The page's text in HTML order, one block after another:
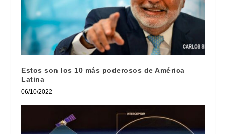
Estos son los 10 más poderosos de América
Latina
06/10/2022